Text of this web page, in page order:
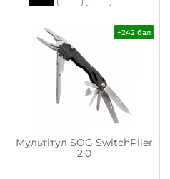
+242 бал
Мультітул SOG SwitchPlier
2.0